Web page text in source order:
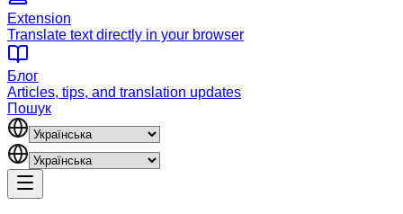
Extension
Translate text directly in your browser
Блог
Articles, tips, and translation updates
Пошук